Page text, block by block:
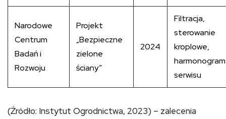
Narodowe
Centrum
Badań i
Rozwoju
Projekt
„Bezpieczne
zielone
ściany”
2024
Filtracja,
sterowanie
kroplowe,
harmonogram
serwisu
(Źródło: Instytut Ogrodnictwa, 2023) – zalecenia